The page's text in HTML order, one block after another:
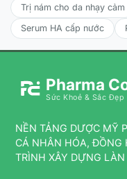
Trị nám cho da nhạy cảm
Serum HA cấp nước
Pharma
Sức Khoẻ & Sắc Đẹp
NỀN TẢNG DƯỢC MỸ
CÁ NHÂN HÓA, ĐỒNG
TRÌNH XÂY DỰNG